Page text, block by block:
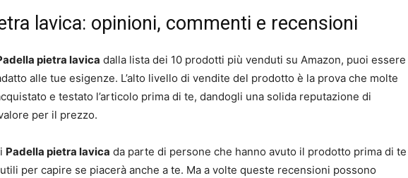
lavica: opinioni, commenti e recensioni
pietra lavica dalla lista dei 10 prodotti più venduti su Amazon, puoi essere
alle tue esigenze. L’alto livello di vendite del prodotto è la prova che molte
e testato l’articolo prima di te, dandogli una solida reputazione di
per il prezzo.
Padella pietra lavica da parte di persone che hanno avuto il prodotto prima di te
per capire se piacerà anche a te. Ma a volte queste recensioni possono